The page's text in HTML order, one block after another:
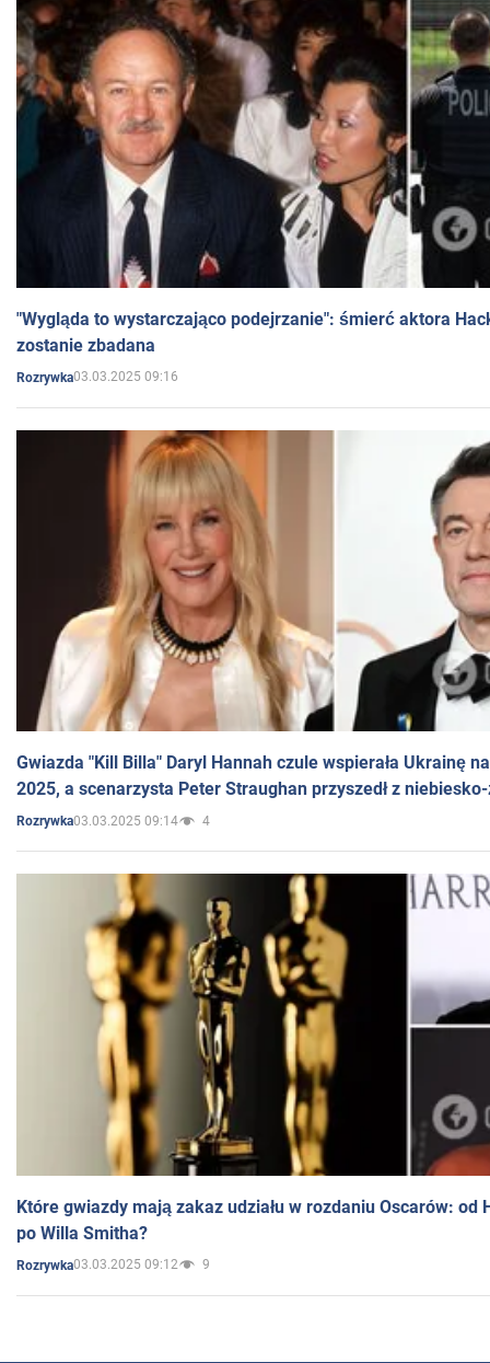
"Wygląda to wystarczająco podejrzanie": śmierć aktora
zostanie zbadana
Rozrywka03.03.2025 09:16
Gwiazda "Kill Billa" Daryl Hannah czule wspierała Ukrainę
2025, a scenarzysta Peter Straughan przyszedł z
Rozrywka03.03.2025 09:14 4
Które gwiazdy mają zakaz udziału w rozdaniu Oscarów: od
po Willa Smitha?
Rozrywka03.03.2025 09:12 9